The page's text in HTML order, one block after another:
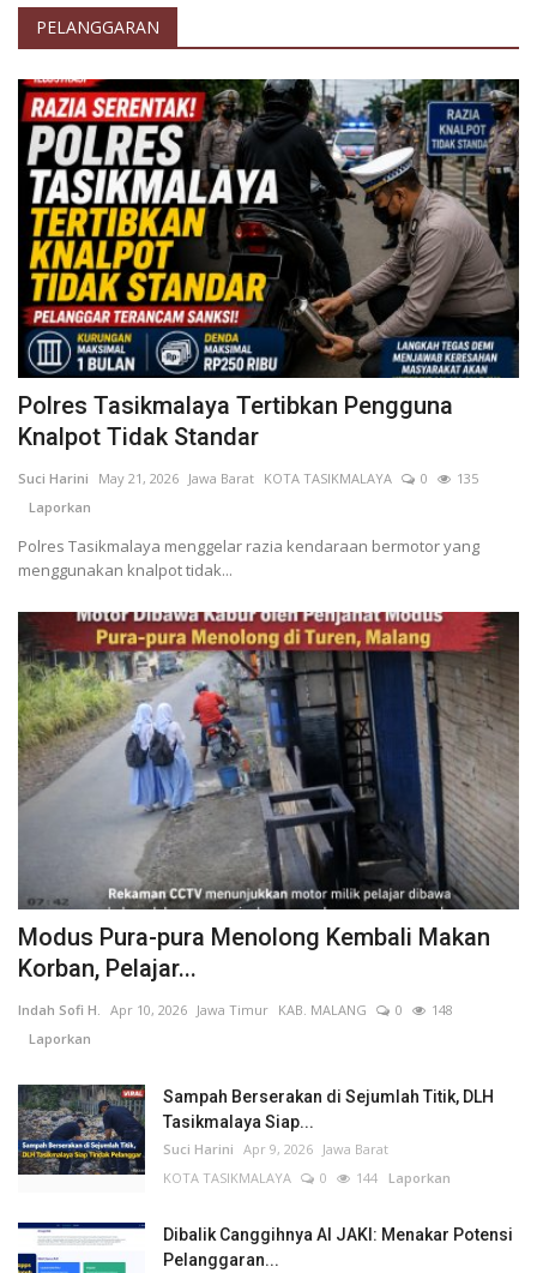
PELANGGARAN
Polres Tasikmalaya Tertibkan Pengguna
Knalpot Tidak Standar
Suci Harini May 21, 2026 Jawa Barat KOTA TASIKMALAYA 0
135
Laporkan
Polres Tasikmalaya menggelar razia kendaraan bermotor yang
menggunakan knalpot tidak...
Modus Pura-pura Menolong Kembali Makan
Korban, Pelajar...
Indah Sofi H. Apr 10, 2026 Jawa Timur KAB. MALANG 0
148
Laporkan
Sampah Berserakan di Sejumlah Titik, DLH
Tasikmalaya Siap...
Suci Harini Apr 9, 2026 Jawa Barat
KOTA TASIKMALAYA
0 144 Laporkan
Dibalik Canggihnya AI JAKI: Menakar Potensi
Pelanggaran...